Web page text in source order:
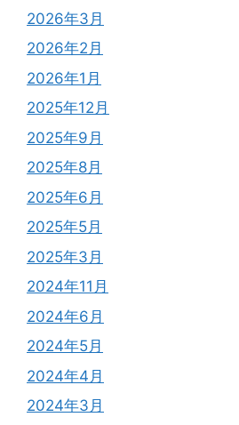
2026年3月
2026年2月
2026年1月
2025年12月
2025年9月
2025年8月
2025年6月
2025年5月
2025年3月
2024年11月
2024年6月
2024年5月
2024年4月
2024年3月